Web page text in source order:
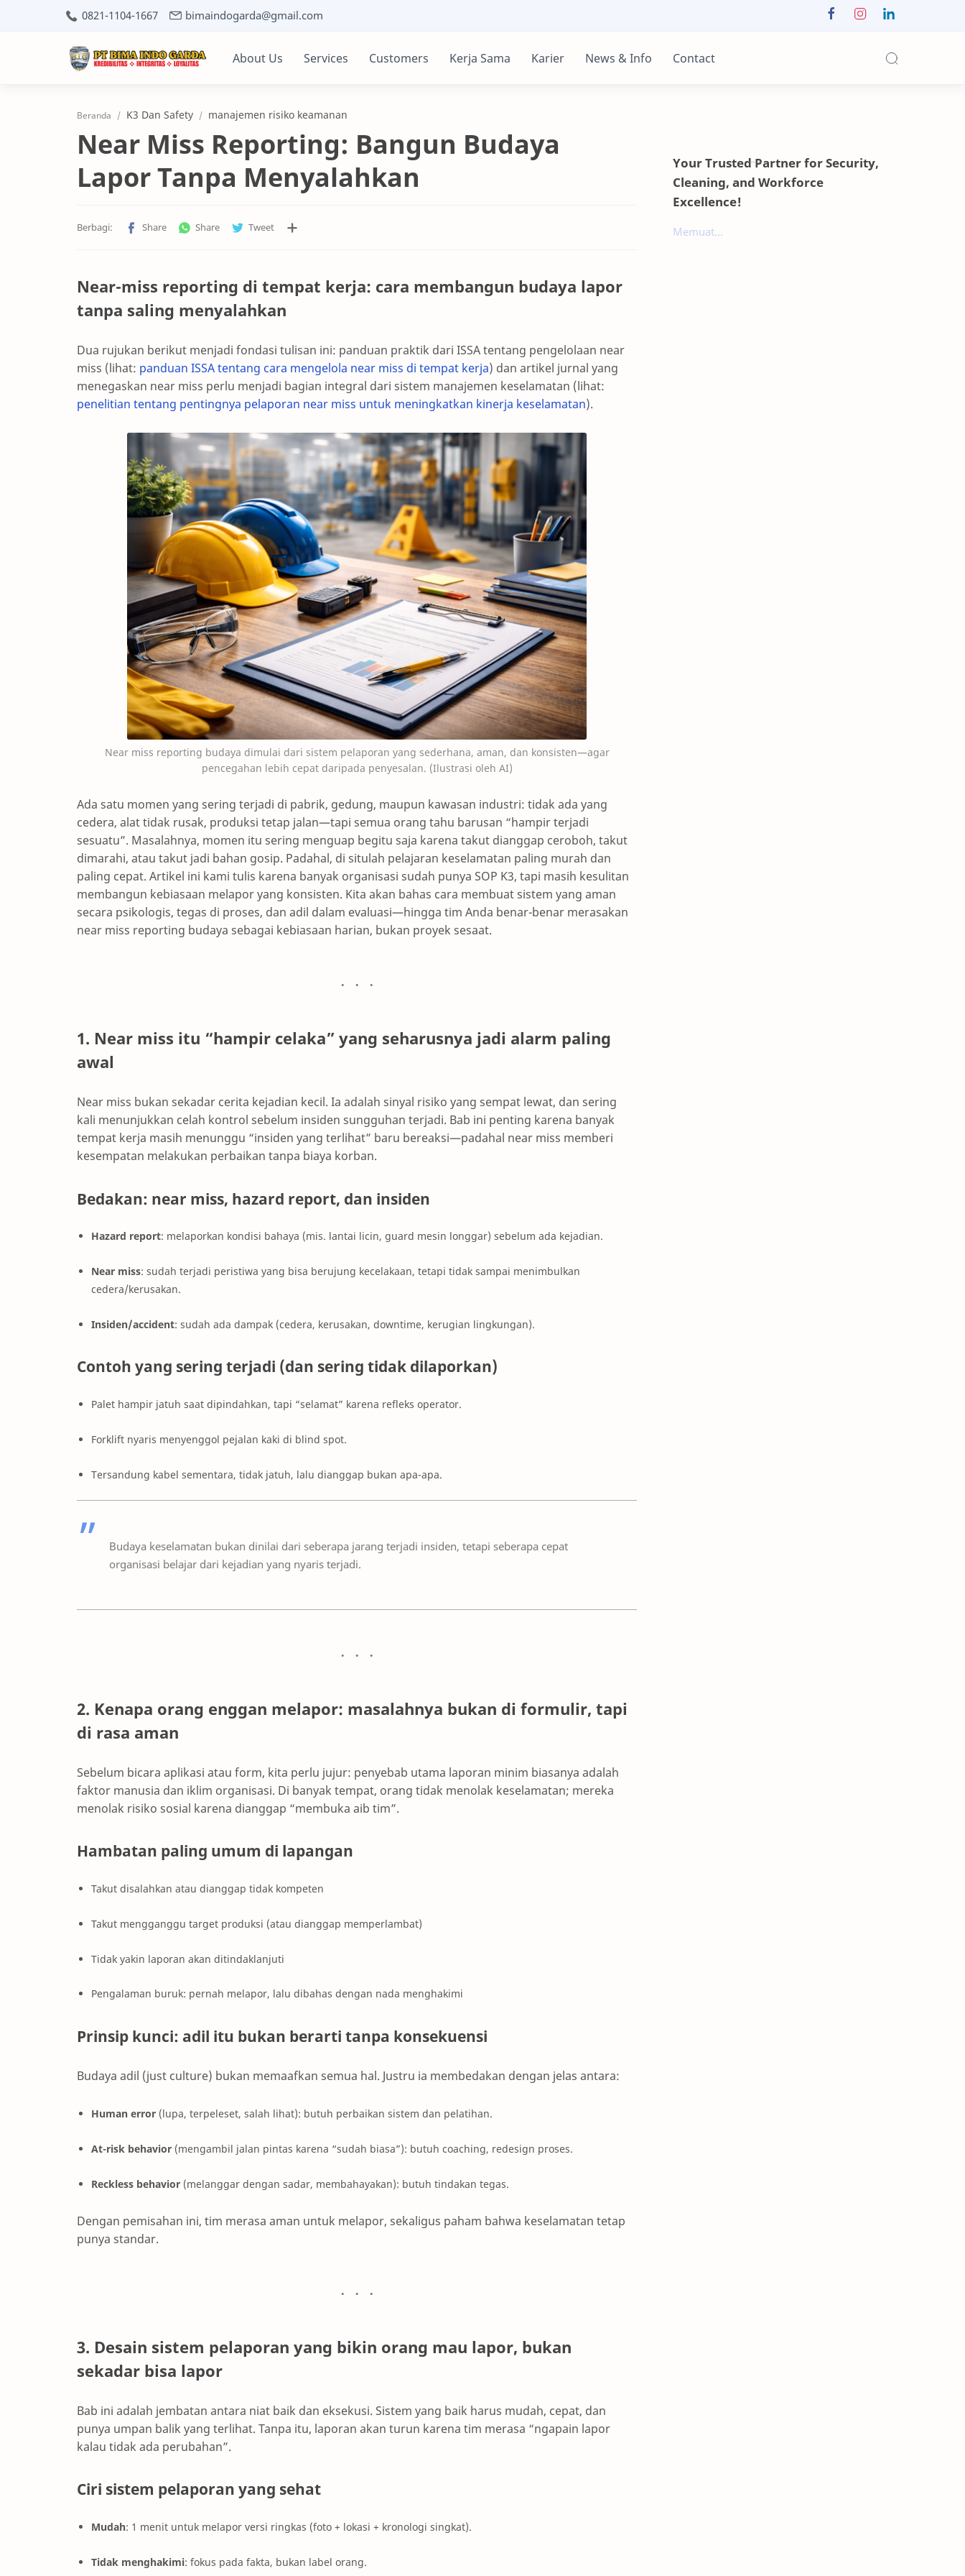
0821-1104-1667 bimaindogarda@gmail.com
About Us Services Customers Kerja Sama Karier News & Info Contact
Beranda K3 Dan Safety manajemen risiko keamanan
Near Miss Reporting: Bangun Budaya
Lapor Tanpa Menyalahkan
Near-miss reporting di tempat kerja: cara membangun budaya lapor
tanpa saling menyalahkan
Dua rujukan berikut menjadi fondasi tulisan ini: panduan praktik dari ISSA tentang pengelolaan near
miss (lihat: panduan ISSA tentang cara mengelola near miss di tempat kerja) dan artikel jurnal yang
menegaskan near miss perlu menjadi bagian integral dari sistem manajemen keselamatan (lihat:
penelitian tentang pentingnya pelaporan near miss untuk meningkatkan kinerja keselamatan).
Near miss reporting budaya dimulai dari sistem pelaporan yang sederhana, aman, dan konsisten—agar
pencegahan lebih cepat daripada penyesalan. (Ilustrasi oleh AI)
Ada satu momen yang sering terjadi di pabrik, gedung, maupun kawasan industri: tidak ada yang
cedera, alat tidak rusak, produksi tetap jalan—tapi semua orang tahu barusan “hampir terjadi
sesuatu”. Masalahnya, momen itu sering menguap begitu saja karena takut dianggap ceroboh, takut
dimarahi, atau takut jadi bahan gosip. Padahal, di situlah pelajaran keselamatan paling murah dan
paling cepat. Artikel ini kami tulis karena banyak organisasi sudah punya SOP K3, tapi masih kesulitan
membangun kebiasaan melapor yang konsisten. Kita akan bahas cara membuat sistem yang aman
secara psikologis, tegas di proses, dan adil dalam evaluasi—hingga tim Anda benar-benar merasakan
near miss reporting budaya sebagai kebiasaan harian, bukan proyek sesaat.
1. Near miss itu “hampir celaka” yang seharusnya jadi alarm paling
awal
Near miss bukan sekadar cerita kejadian kecil. Ia adalah sinyal risiko yang sempat lewat, dan sering
kali menunjukkan celah kontrol sebelum insiden sungguhan terjadi. Bab ini penting karena banyak
tempat kerja masih menunggu “insiden yang terlihat” baru bereaksi—padahal near miss memberi
kesempatan melakukan perbaikan tanpa biaya korban.
Bedakan: near miss, hazard report, dan insiden
Hazard report: melaporkan kondisi bahaya (mis. lantai licin, guard mesin longgar) sebelum ada kejadian.
Near miss: sudah terjadi peristiwa yang bisa berujung kecelakaan, tetapi tidak sampai menimbulkan
cedera/kerusakan.
Insiden/accident: sudah ada dampak (cedera, kerusakan, downtime, kerugian lingkungan).
Contoh yang sering terjadi (dan sering tidak dilaporkan)
Palet hampir jatuh saat dipindahkan, tapi “selamat” karena refleks operator.
Forklift nyaris menyenggol pejalan kaki di blind spot.
Tersandung kabel sementara, tidak jatuh, lalu dianggap bukan apa-apa.
Budaya keselamatan bukan dinilai dari seberapa jarang terjadi insiden, tetapi seberapa cepat
organisasi belajar dari kejadian yang nyaris terjadi.
2. Kenapa orang enggan melapor: masalahnya bukan di formulir, tapi
di rasa aman
Sebelum bicara aplikasi atau form, kita perlu jujur: penyebab utama laporan minim biasanya adalah
faktor manusia dan iklim organisasi. Di banyak tempat, orang tidak menolak keselamatan; mereka
menolak risiko sosial karena dianggap “membuka aib tim”.
Hambatan paling umum di lapangan
Takut disalahkan atau dianggap tidak kompeten
Takut mengganggu target produksi (atau dianggap memperlambat)
Tidak yakin laporan akan ditindaklanjuti
Pengalaman buruk: pernah melapor, lalu dibahas dengan nada menghakimi
Prinsip kunci: adil itu bukan berarti tanpa konsekuensi
Budaya adil (just culture) bukan memaafkan semua hal. Justru ia membedakan dengan jelas antara:
Human error (lupa, terpeleset, salah lihat): butuh perbaikan sistem dan pelatihan.
At-risk behavior (mengambil jalan pintas karena “sudah biasa”): butuh coaching, redesign proses.
Reckless behavior (melanggar dengan sadar, membahayakan): butuh tindakan tegas.
Dengan pemisahan ini, tim merasa aman untuk melapor, sekaligus paham bahwa keselamatan tetap
punya standar.
3. Desain sistem pelaporan yang bikin orang mau lapor, bukan
sekadar bisa lapor
Bab ini adalah jembatan antara niat baik dan eksekusi. Sistem yang baik harus mudah, cepat, dan
punya umpan balik yang terlihat. Tanpa itu, laporan akan turun karena tim merasa “ngapain lapor
kalau tidak ada perubahan”.
Ciri sistem pelaporan yang sehat
Mudah: 1 menit untuk melapor versi ringkas (foto + lokasi + kronologi singkat).
Tidak menghakimi: fokus pada fakta, bukan label orang.
Your Trusted Partner for Security,
Cleaning, and Workforce
Excellence!
Memuat...